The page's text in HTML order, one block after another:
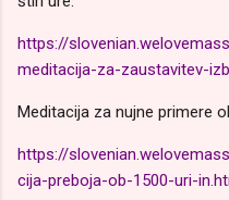
https://
meditacija-za-zaustavitev-
Meditacija za nujne primere
https://
cija-preboja-ob-1500-uri-